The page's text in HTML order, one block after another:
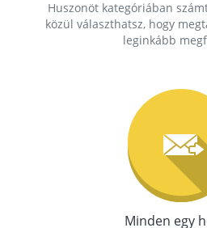
Huszonöt kategóriában
közül választhatsz, hogy
leginkább
Minden egy